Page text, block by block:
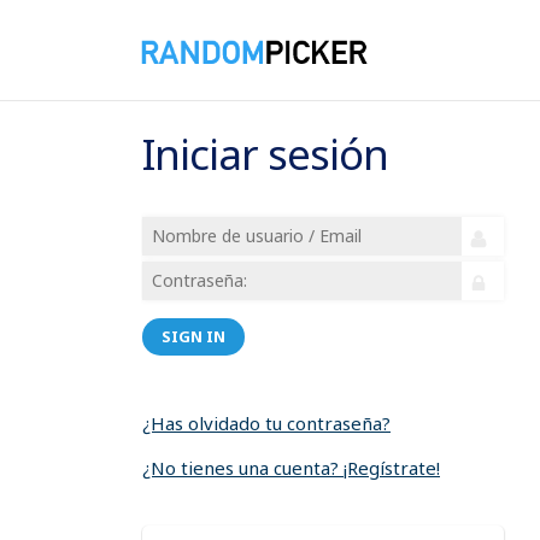
Iniciar sesión
SIGN IN
¿Has olvidado tu contraseña?
¿No tienes una cuenta? ¡Regístrate!